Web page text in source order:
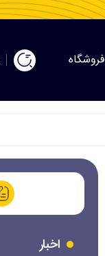
فروشگاه
اخبار